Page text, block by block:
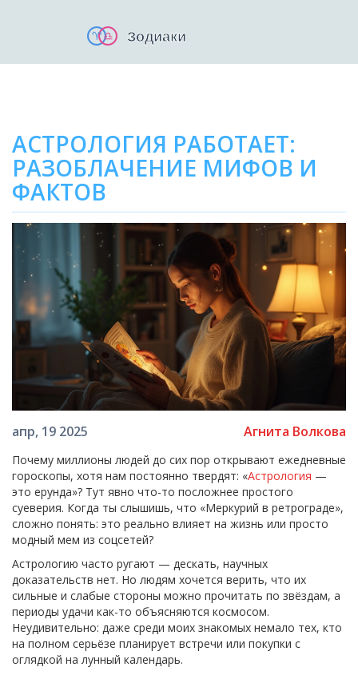
АСТРОЛОГИЯ РАБОТАЕТ:
РАЗОБЛАЧЕНИЕ МИФОВ И
ФАКТОВ
апр, 19 2025 Агнита Волкова
Почему миллионы людей до сих пор открывают ежедневные
гороскопы, хотя нам постоянно твердят: «Астрология —
это ерунда»? Тут явно что-то посложнее простого
суеверия. Когда ты слышишь, что «Меркурий в ретрограде»,
сложно понять: это реально влияет на жизнь или просто
модный мем из соцсетей?
Астрологию часто ругают — дескать, научных
доказательств нет. Но людям хочется верить, что их
сильные и слабые стороны можно прочитать по звёздам, а
периоды удачи как-то объясняются космосом.
Неудивительно: даже среди моих знакомых немало тех, кто
на полном серьёзе планирует встречи или покупки с
оглядкой на лунный календарь.